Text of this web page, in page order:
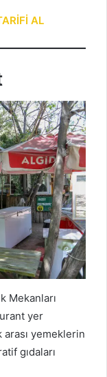
AL
Mekanları
yer
yemeklerin
gıdaları